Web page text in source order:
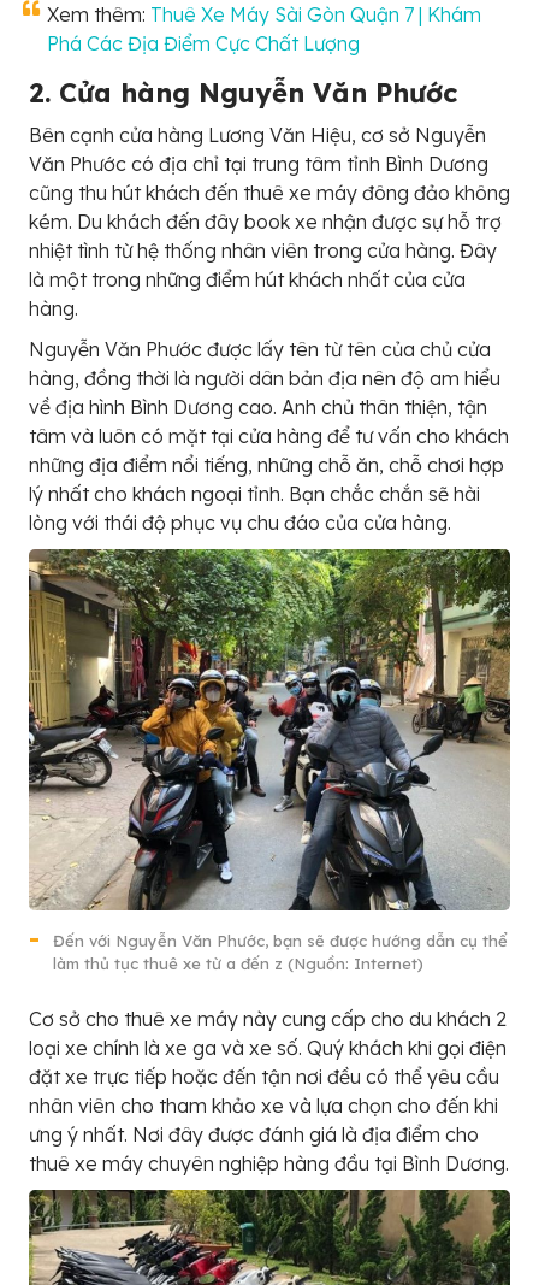
Xem thêm: Thuê Xe Máy Sài Gòn Quận 7 | Khám
Phá Các Địa Điểm Cực Chất Lượng
2. Cửa hàng Nguyễn Văn Phước
Bên cạnh cửa hàng Lương Văn Hiệu, cơ sở Nguyễn
Văn Phước có địa chỉ tại trung tâm tỉnh Bình Dương
cũng thu hút khách đến thuê xe máy đông đảo không
kém. Du khách đến đây book xe nhận được sự hỗ trợ
nhiệt tình từ hệ thống nhân viên trong cửa hàng. Đây
là một trong những điểm hút khách nhất của cửa
hàng.
Nguyễn Văn Phước được lấy tên từ tên của chủ cửa
hàng, đồng thời là người dân bản địa nên độ am hiểu
về địa hình Bình Dương cao. Anh chủ thân thiện, tận
tâm và luôn có mặt tại cửa hàng để tư vấn cho khách
những địa điểm nổi tiếng, những chỗ ăn, chỗ chơi hợp
lý nhất cho khách ngoại tỉnh. Bạn chắc chắn sẽ hài
lòng với thái độ phục vụ chu đáo của cửa hàng.
Đến với Nguyễn Văn Phước, bạn sẽ được hướng dẫn cụ thể
làm thủ tục thuê xe từ a đến z (Nguồn: Internet)
Cơ sở cho thuê xe máy này cung cấp cho du khách 2
loại xe chính là xe ga và xe số. Quý khách khi gọi điện
đặt xe trực tiếp hoặc đến tận nơi đều có thể yêu cầu
nhân viên cho tham khảo xe và lựa chọn cho đến khi
ưng ý nhất. Nơi đây được đánh giá là địa điểm cho
thuê xe máy chuyên nghiệp hàng đầu tại Bình Dương.